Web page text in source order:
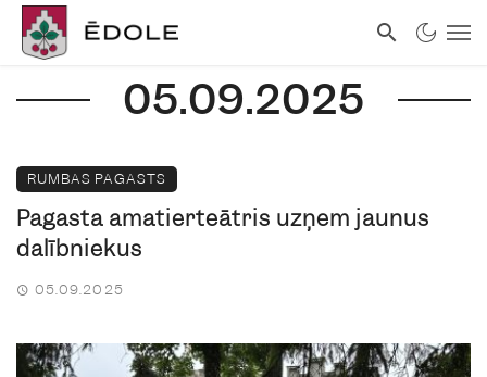
05.09.2025
RUMBAS PAGASTS
Pagasta amatierteātris uzņem jaunus
dalībniekus
05.09.2025